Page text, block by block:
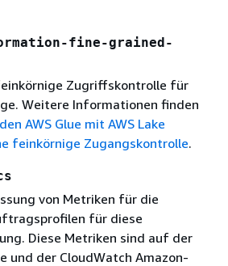
fine-grained-
Zugriffskontrolle für
Weitere Informationen finden
AWS Glue mit AWS Lake
feinkörnige Zugangskontrolle.
von Metriken für die
für diese
Diese Metriken sind auf der
und der CloudWatch Amazon-